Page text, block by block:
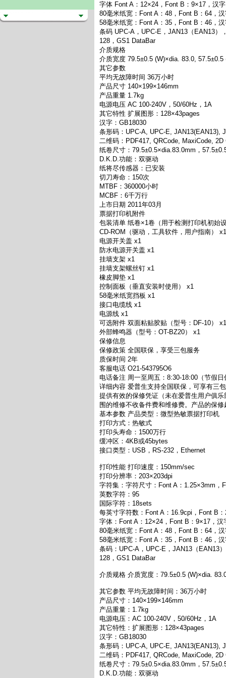
字体 Font A：12×24，Font B：9×17，汉
80毫米纸宽：Font A：48，Font B：64，
58毫米纸宽：Font A：35，Font B：46，
条码 UPC-A，UPC-E，JAN13（EAN13）
128，GS1 DataBar
介质规格
介质宽度 79.5±0.5 (W)×dia. 83.0, 57.5±0.5
其它参数
平均无故障时间 36万小时
产品尺寸 140×199×146mm
产品重量 1.7kg
电源电压 AC 100-240V，50/60Hz，1A
其它特性 扩展图形：128×43pages
汉字：GB18030
条形码：UPC-A, UPC-E, JAN13(EAN13),
二维码：PDF417, QRCode, MaxiCode,
纸卷尺寸：79.5±0.5×dia.83.0mm，
D.K.D.功能：双驱动
纸将尽传感器：已安装
切刀寿命：150次
MTBF：360000小时
MCBF：6千万行
上市日期 2011年03月
票据打印机附件
包装清单 纸卷×1卷（用于检测打印机初始
CD-ROM（驱动，工具软件，用户指南） x1
电源开关盖 x1
防水电源开关盖 x1
挂墙支架 x1
挂墙支架螺丝钉 x1
橡皮脚垫 x1
控制面板（垂直安装时使用） x1
58毫米纸宽挡板 x1
接口电缆线 x1
电源线 x1
可选附件 双面粘贴胶贴（型号：DF-10） x1
外部蜂鸣器（型号：OT-BZ20） x1
保修信息
保修政策 全国联保，享受三包服务
质保时间 2年
客服电话 O21-543795O6
电话备注 周一至周五：8:30-18:00（节假日
详细内容 爱普生支持全国联保，可享有三
提供有效的保修凭证（未在爱普生用户俱
围的维修不收备件费和维修费。产品的保
基本参数 产品类型：微型热敏票据打印机
打印方式：热敏式
打印头寿命：1500万行
缓冲区：4KB或45bytes
接口类型：USB，RS-232，Ethernet
打印性能 打印速度：150mm/sec
打印分辨率：203×203dpi
字符集：字符尺寸：Font A：1.25×3mm
英数字符：95
国际字符：18sets
每英寸字符数：Font A：16.9cpi，Font B
字体：Font A：12×24，Font B：9×17，汉
80毫米纸宽：Font A：48，Font B：64，
58毫米纸宽：Font A：35，Font B：46，
条码：UPC-A，UPC-E，JAN13（EAN13
128，GS1 DataBar
介质规格 介质宽度：79.5±0.5 (W)×dia.
其它参数 平均无故障时间：36万小时
产品尺寸：140×199×146mm
产品重量：1.7kg
电源电压：AC 100-240V，50/60Hz，1A
其它特性：扩展图形：128×43pages
汉字：GB18030
条形码：UPC-A, UPC-E, JAN13(EAN13),
二维码：PDF417, QRCode, MaxiCode,
纸卷尺寸：79.5±0.5×dia.83.0mm，
D.K.D.功能：双驱动